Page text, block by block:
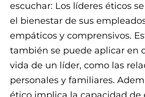
escuchar: Los líderes éticos
el bienestar de sus
empáticos y comprensivos.
también se puede aplicar en
vida de un líder, como las
personales y familiares.